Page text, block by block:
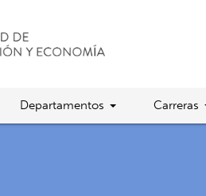
Departamentos Carreras